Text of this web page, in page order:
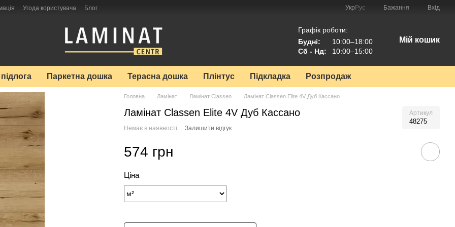
Угода користувача Блог Укр Рус Бажання Вхід
Графік роботи:
Будні:
10:00–18:00
Сб - Нд:
10:00–15:00
Мій кошик
Паркетна дошка Терасна дошка Плінтус Підкладка Розпродаж
Головна Ламінат Ламінат Classen Ламінат Classen Elite 4V Дуб Кассано
Ламінат Classen Elite 4V Дуб Кассано Артикул
48275
Немає в наявності Залишити відгук
574 грн
Ціна